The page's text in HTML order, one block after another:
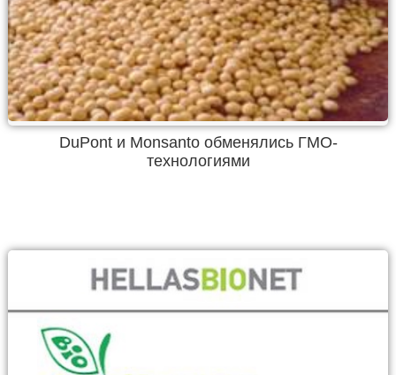
DuPont и Monsanto обменялись ГМО-
технологиями